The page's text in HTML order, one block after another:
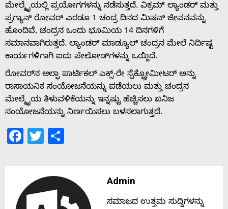
Us
Advertise
With
s
Contact
Us
ಮೇಲ್ಮೈಯಲ್ಲಿ ಪ್ರಯೋಗಗಳನ್ನು ನಡೆಸುತ್ತದೆ. ವಿಕ್ರಮ್ ಲ್ಯಾಂಡರ್ ಮತ್ತು
ಪ್ರಗ್ಯಾನ್ ರೋವರ್ ಎರಡೂ 1 ಚಂದ್ರ ದಿನದ ಮಿಷನ್ ಜೀವನವನ್ನು
ಹೊಂದಿವೆ, ಚಂದ್ರನ ಒಂದು ಭೂಮಿಯ 14 ದಿನಗಳಿಗೆ
ಸಮಾನವಾಗಿರುತ್ತದೆ. ಲ್ಯಾಂಡರ್ ಮಾಡ್ಯೂಲ್ ಚಂದ್ರನ ಮೇಲೆ ನಿರ್ದಿಷ್ಟ
ಕಾರ್ಯಗಳಿಗಾಗಿ ಐದು ಪೇಲೋಡ್‌ಗಳನ್ನು ಒಯ್ದಿದೆ.
ರೋವರ್‌ನ ಆಲ್ಫಾ ಪಾರ್ಟಿಕಲ್ ಎಕ್ಸ್-ರೇ ಸ್ಪೆಕ್ಟ್ರೋಮೀಟರ್ ಅನ್ನು
ರಾಸಾಯನಿಕ ಸಂಯೋಜನೆಯನ್ನು ಪಡೆಯಲು ಮತ್ತು ಚಂದ್ರನ
ಮೇಲ್ಮೈಯ ತಿಳುವಳಿಕೆಯನ್ನು ಇನ್ನಷ್ಟು ಹೆಚ್ಚಿಸಲು ಖನಿಜ
ಸಂಯೋಜನೆಯನ್ನು ನಿರ್ಣಯಿಸಲು ಬಳಸಲಾಗುತ್ತದೆ.
Facebook
Twitter
Admin
ಸಮಾಜದ ಉತ್ತಮ ಸುದ್ದಿಗಳನ್ನು